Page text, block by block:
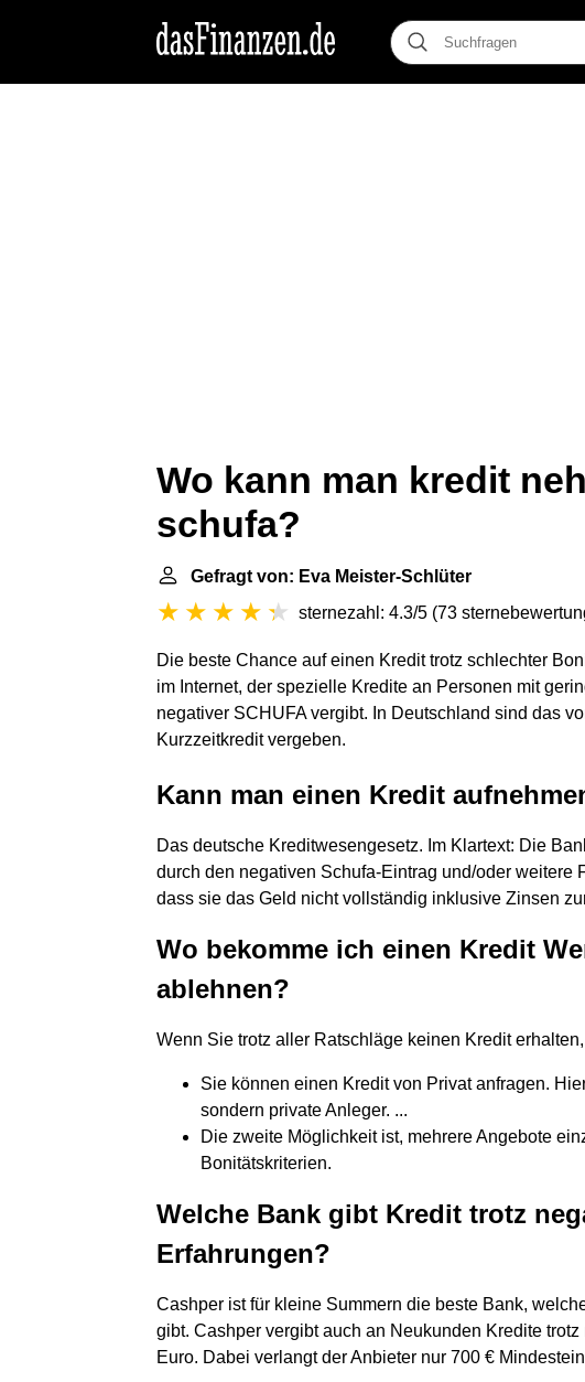
Wo kann man kredit
schufa?
Gefragt von: Eva Meister-Schlüter
sternezahl: 4.3/5 (73
Die beste Chance auf einen Kredit trotz schlechter
im Internet, der spezielle Kredite an Personen mit
negativer SCHUFA vergibt. In Deutschland sind das
Kurzzeitkredit vergeben.
Kann man einen Kredit
Das deutsche Kreditwesengesetz. Im Klartext: Die
durch den negativen Schufa-Eintrag und/oder weitere
dass sie das Geld nicht vollständig inklusive Zinsen
Wo bekomme ich einen Kredit
ablehnen?
Wenn Sie trotz aller Ratschläge keinen Kredit
Sie können einen Kredit von Privat anfragen.
sondern private Anleger. ...
Die zweite Möglichkeit ist, mehrere Angebote
Bonitätskriterien.
Welche Bank gibt Kredit trotz
Erfahrungen?
Cashper ist für kleine Summern die beste Bank,
gibt. Cashper vergibt auch an Neukunden Kredite
Euro. Dabei verlangt der Anbieter nur 700 €